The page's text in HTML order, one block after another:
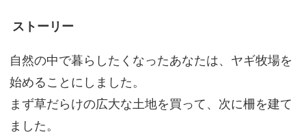
ストーリー
自然の中で暮らしたくなったあなたは、ヤギ牧場を
始めることにしました。
まず草だらけの広大な土地を買って、次に柵を建て
ました。